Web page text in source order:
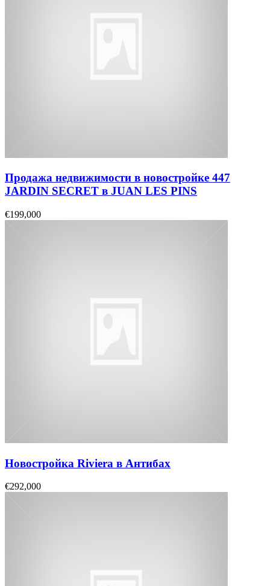
Продажа недвижимости в новостройке 447
JARDIN SECRET в JUAN LES PINS
€199,000
Новостройка Riviera в Антибах
€292,000